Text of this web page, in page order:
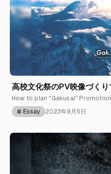
高校文化祭のPV映像づく
How to plan "Gakusai"
Essay
2023年9月5日